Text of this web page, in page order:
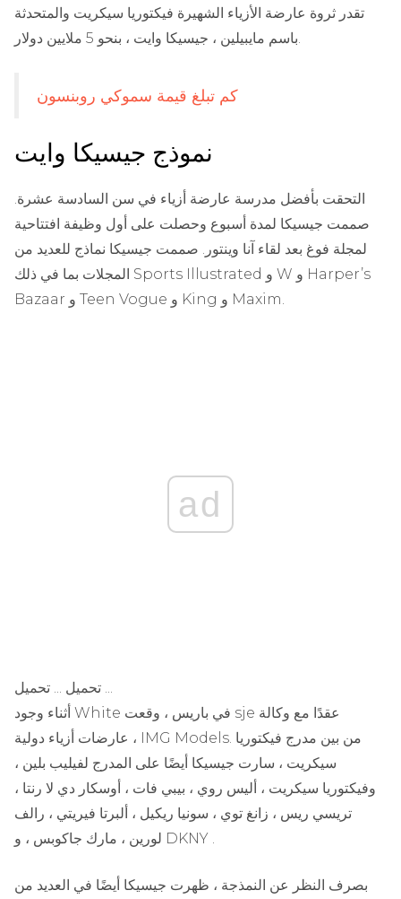
تقدر ثروة عارضة الأزياء الشهيرة فيكتوريا سيكريت والمتحدثة
كم تبلغ قيمة سموكي روبنسون
نموذج جيسيكا وايت
التحقت بأفضل مدرسة عارضة أزياء في سن السادسة عشرة.
صممت جيسيكا لمدة أسبوع وحصلت على أول وظيفة افتتاحية
لمجلة فوغ بعد لقاء آنا وينتور. صممت جيسيكا نماذج للعديد من
المجلات بما في ذلك Sports Illustrated و W و Harper’s
Bazaar و Teen Vogue و King و Maxim.
ad
أثناء وجود White في باريس ، وقعت sje عقدًا مع وكالة
عارضات أزياء دولية ، IMG Models. من بين مدرج فيكتوريا
سيكريت ، سارت جيسيكا أيضًا على المدرج لفيليب بلين ،
وفيكتوريا سيكريت ، أليس روي ، بيبي فات ، أوسكار دي لا رنتا ،
تريسي ريس ، زانغ توي ، سونيا ريكيل ، ألبرتا فيريتي ، رالف
لورين ، مارك جاكوبس ، و DKNY .
بصرف النظر عن النمذجة ، ظهرت جيسيكا أيضًا في العديد من